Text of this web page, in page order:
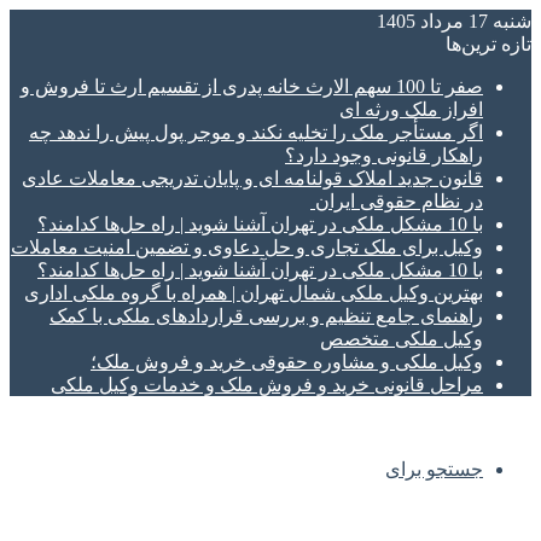
شنبه 17 مرداد 1405
تازه‌ ترین‌ها
صفر تا 100 سهم الارث خانه پدری از تقسیم ارث تا فروش و
افراز ملک ورثه ای
اگر مستأجر ملک را تخلیه نکند و موجر پول پیش را ندهد چه
راهکار قانونی وجود دارد؟
قانون جدید املاک قولنامه ای و پایان تدریجی معاملات عادی
در نظام حقوقی ایران
با 10 مشکل ملکی در تهران آشنا شوید | راه حل‌ها کدامند؟
وکیل برای ملک تجاری و حل دعاوی و تضمین امنیت معاملات
با 10 مشکل ملکی در تهران آشنا شوید | راه حل‌ها کدامند؟
بهترین وکیل ملکی شمال تهران | همراه با گروه ملکی اداری
راهنمای جامع تنظیم و بررسی قراردادهای ملکی با کمک
وکیل ملکی متخصص
وکیل ملکی و مشاوره حقوقی خرید و فروش ملک؛
مراحل قانونی خرید و فروش ملک و خدمات وکیل ملکی
جستجو برای